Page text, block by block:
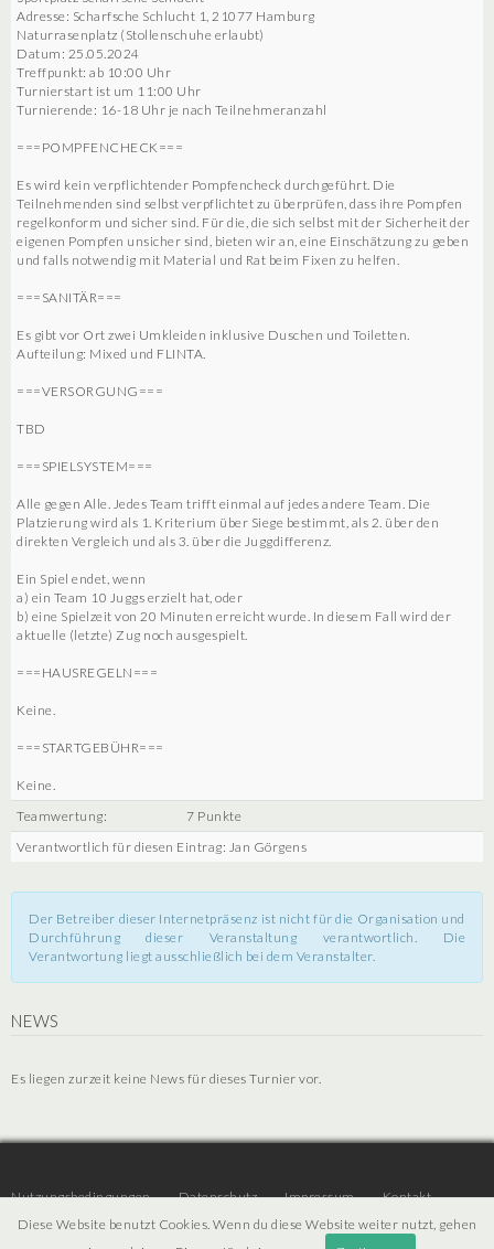
Adresse: Scharfsche Schlucht 1, 21077 Hamburg
Naturrasenplatz (Stollenschuhe erlaubt)
Datum: 25.05.2024
Treffpunkt: ab 10:00 Uhr
Turnierstart ist um 11:00 Uhr
Turnierende: 16-18 Uhr je nach Teilnehmeranzahl
===POMPFENCHECK===
Es wird kein verpflichtender Pompfencheck durchgeführt. Die
Teilnehmenden sind selbst verpflichtet zu überprüfen, dass ihre Pompfen
regelkonform und sicher sind. Für die, die sich selbst mit der Sicherheit der
eigenen Pompfen unsicher sind, bieten wir an, eine Einschätzung zu geben
und falls notwendig mit Material und Rat beim Fixen zu helfen.
===SANITÄR===
Es gibt vor Ort zwei Umkleiden inklusive Duschen und Toiletten.
Aufteilung: Mixed und FLINTA.
===VERSORGUNG===
TBD
===SPIELSYSTEM===
Alle gegen Alle. Jedes Team trifft einmal auf jedes andere Team. Die
Platzierung wird als 1. Kriterium über Siege bestimmt, als 2. über den
direkten Vergleich und als 3. über die Juggdifferenz.
Ein Spiel endet, wenn
a) ein Team 10 Juggs erzielt hat, oder
b) eine Spielzeit von 20 Minuten erreicht wurde. In diesem Fall wird der
aktuelle (letzte) Zug noch ausgespielt.
===HAUSREGELN===
Keine.
===STARTGEBÜHR===
Keine.
Teamwertung:
7 Punkte
Verantwortlich für diesen Eintrag: Jan Görgens
Der Betreiber dieser Internetpräsenz ist nicht für die Organisation und
Durchführung dieser Veranstaltung verantwortlich. Die
Verantwortung liegt ausschließlich bei dem Veranstalter.
NEWS
Es liegen zurzeit keine News für dieses Turnier vor.
Nutzungsbedingungen Datenschutz Impressum
Kontakt
Diese Website benutzt Cookies. Wenn du diese Website weiter nutzt, gehen